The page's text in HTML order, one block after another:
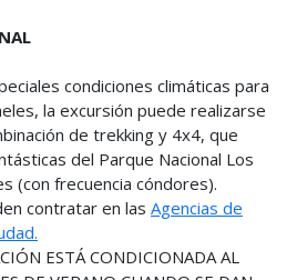
condiciones climáticas para
la excursión puede realizarse
de trekking y 4x4, que
del Parque Nacional Los
(con frecuencia cóndores).
contratar en las Agencias de
ESTÁ CONDICIONADA AL